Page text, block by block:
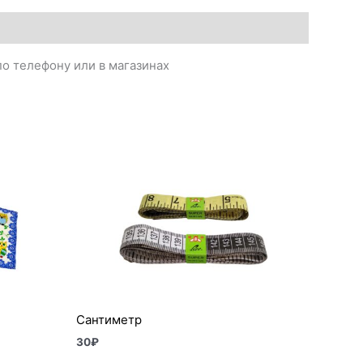
телефону или в магазинах
Сантиметр
30₽